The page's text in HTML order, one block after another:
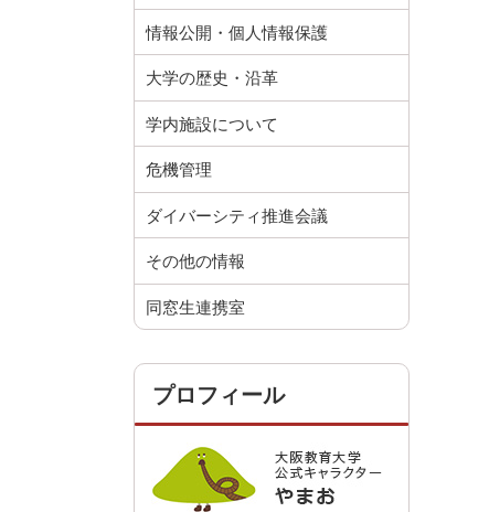
情報公開・個人情報保護
大学の歴史・沿革
学内施設について
危機管理
ダイバーシティ推進会議
その他の情報
同窓生連携室
プロフィール